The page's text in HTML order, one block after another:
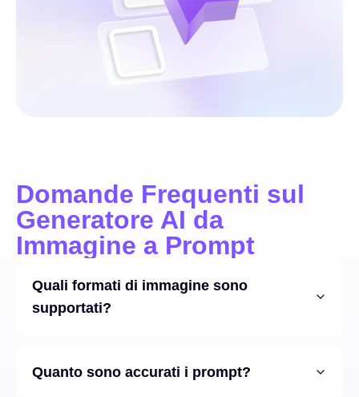
Domande Frequenti sul
Generatore AI da
Immagine a Prompt
Quali formati di immagine sono
supportati?
Quanto sono accurati i prompt?